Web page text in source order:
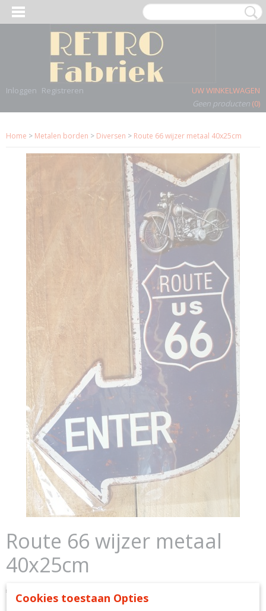
Inloggen Registreren
UW WINKELWAGEN
Geen producten (0)
Home > Metalen borden > Diversen > Route 66 wijzer metaal 40x25cm
Route 66 wijzer metaal
40x25cm
€ 9,95 (inclusief btw 21%)
Cookies toestaan Opties